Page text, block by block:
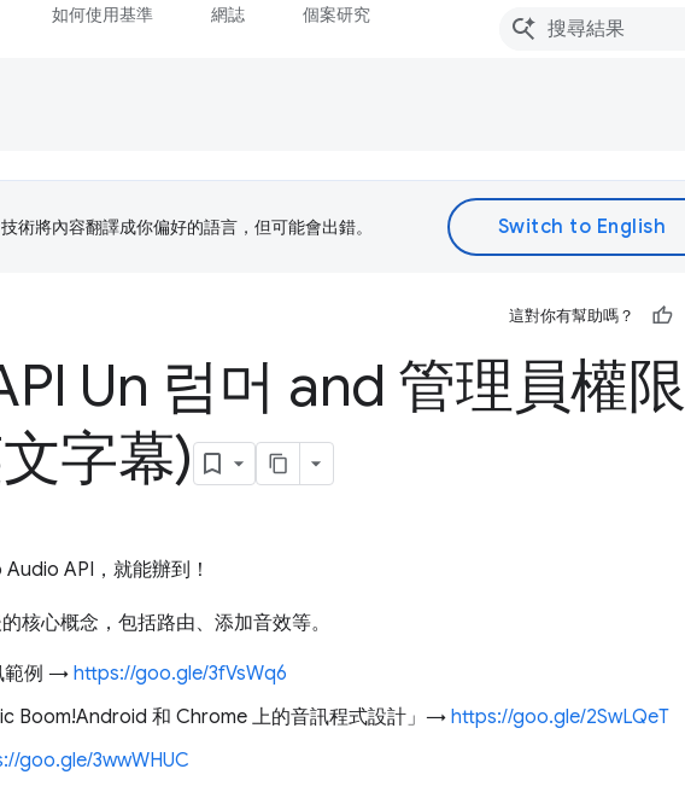
如何使用基準 網誌 個案研究
術將內容翻譯成你偏好的語言，但可能會出錯。
這對你有幫助嗎？
Un 럼머 and 管理員權限
字幕)
API，就能辦到！
核心概念，包括路由、添加音效等。
範例 →https://goo.gle/3fVsWq6
Boom!Android 和 Chrome 上的音訊程式設計」→ https://goo.gle/2SwLQeT
goo.gle/3wwWHUC